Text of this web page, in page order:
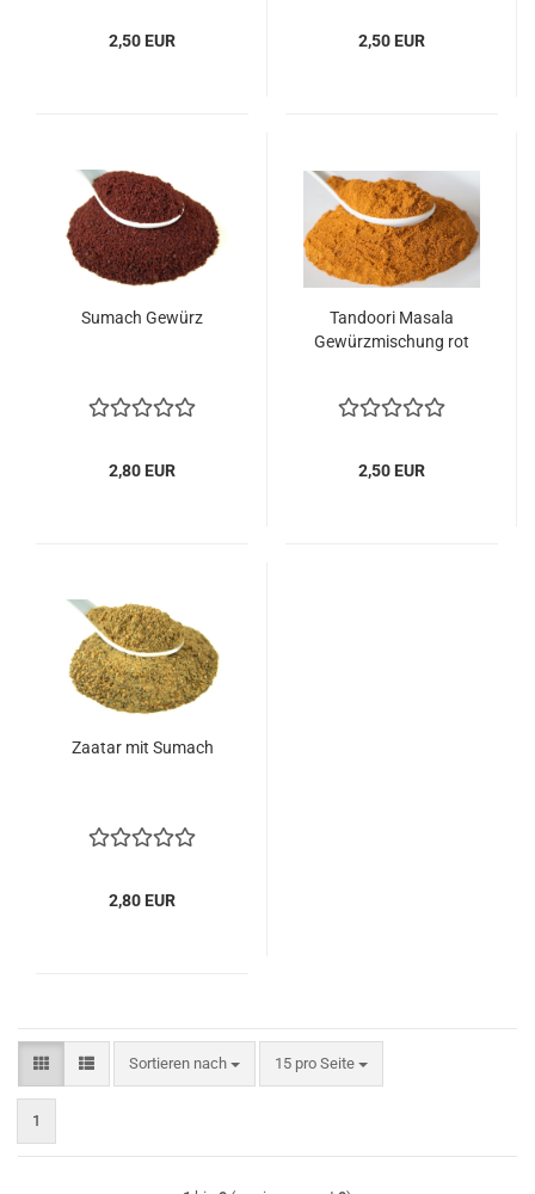
2,50 EUR 2,50 EUR
Sumach Gewürz
2,80 EUR
Tandoori Masala
Gewürzmischung rot
2,50 EUR
Zaatar mit Sumach
2,80 EUR
Sortieren nach
Sortieren nach 15 pro Seite
pro Seite
1